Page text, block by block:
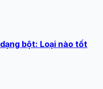
bột: Loại nào tốt